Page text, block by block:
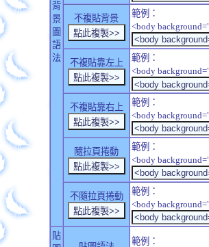
背
景
圖
語
法
不複貼背景
範例：
<body
不複貼靠左上
範例：
<body
不複貼靠右上
範例：
<body
隨拉頁捲動
範例：
<body
不隨拉頁捲動
範例：
<body
貼
範例：